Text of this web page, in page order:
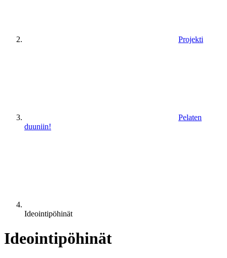
Projekti
Pelaten
duuniin!
Ideointipöhinät
Ideointipöhinät